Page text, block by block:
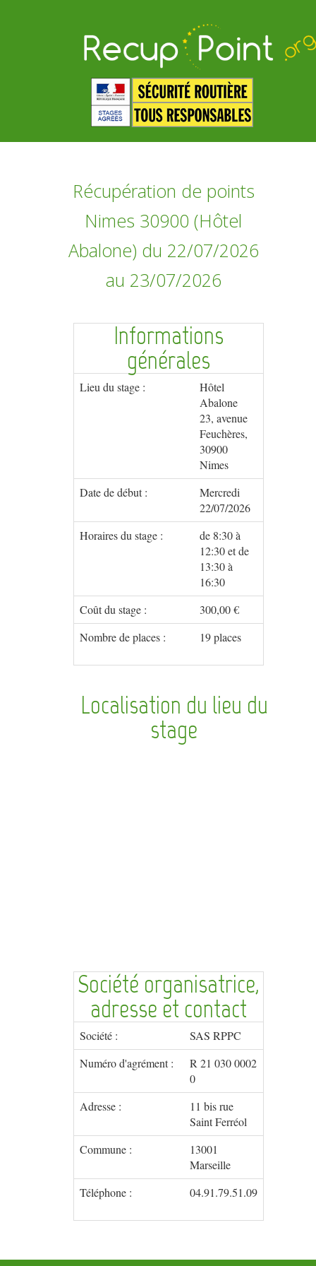
Récupération de points
Nimes 30900 (Hôtel
Abalone) du 22/07/2026
au 23/07/2026
Informations
générales
Lieu du stage :
Hôtel
Abalone
23, avenue
Feuchères,
30900
Nimes
Date de début :
Mercredi
22/07/2026
Horaires du stage :
de 8:30 à
12:30 et de
13:30 à
16:30
Coût du stage :
300,00 €
Nombre de places :
19 places
Localisation du lieu du
stage
Société organisatrice,
adresse et contact
Société :
SAS RPPC
Numéro d'agrément :
R 21 030 0002
0
Adresse :
11 bis rue
Saint Ferréol
Commune :
13001
Marseille
Téléphone :
04.91.79.51.09